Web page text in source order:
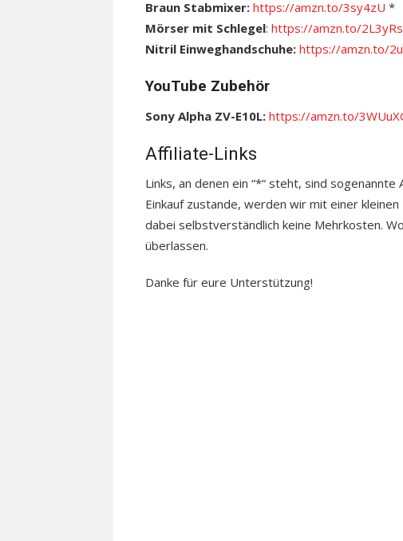
Braun Stabmixer: https://amzn.to/3sy4zU *
Mörser mit Schlegel: https://amzn.to/
Nitril Einweghandschuhe: https://amzn.to/
YouTube Zubehör
Sony Alpha ZV-E10L: https://amzn.to/
Affiliate-Links
Links, an denen ein “*“ steht, sind
Einkauf zustande, werden wir mit einer
dabei selbstverständlich keine Mehrkosten.
überlassen.
Danke für eure Unterstützung!